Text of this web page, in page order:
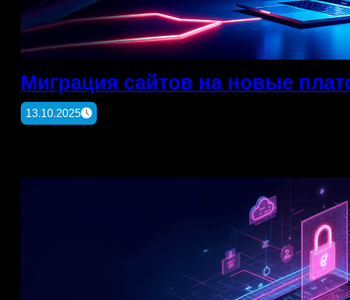
Миграция сайтов на новые
13.10.2025